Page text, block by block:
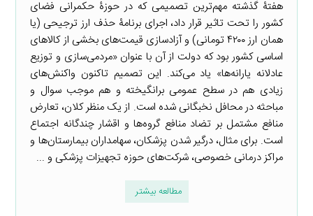
هفتۀ گذشته مهم‌ترین تصمیمی که در حوزۀ حکمرانی فضای
کشور را تحت تاثیر قرار داد، اجرای برنامۀ حذف ارز ترجیحی (یا
همان ارز ۴۲۰۰ تومانی) و آزادسازی قیمت‌های بخشی از کالاهای
اساسی کشور بود که دولت از آن با عنوان «مردمی‌سازی و توزیع
عادلانه یارانه‌ها» یاد می‌کند. این تصمیم تاکنون واکنش‌های
زیادی هم در سطح عمومی برانگیخته و هم موجب سوال و
مباحثه در محافل نخبگانی شده است. از یک منظر کلان، تعارض
منافع مشتمل بر تضاد منافع گروه‌ها و اقشار چندگانه اجتماع
است. برای مثال، درگیر شدن پزشکان، سهامداران بیمارستان‌ها و
مراکز درمانی خصوصی، شرکت‌های حوزه تجهیزات پزشکی و ...
مطالعه بیشتر